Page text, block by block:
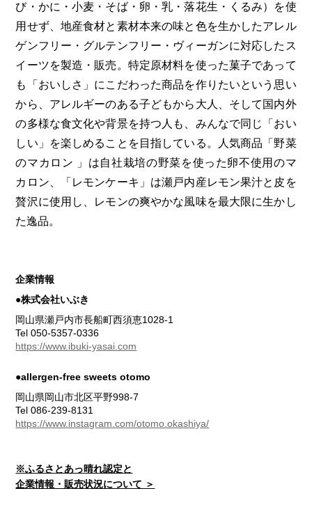
ふるさとあっ晴れ認定とは デジタルカタログ
び・かに・小麦・そば・卵・乳・落花生・くるみ）を使
用せず、地産食材と素材本来の味と色を生かしたアレル
ゲンフリー・グルテンフリー・ヴィーガンに対応したス
イーツを製造・販売。特定原材料を使った菓子であって
も「おいしさ」にこだわった商品を作りたいという思い
から、アレルギーのある子どもから大人、そして国内外
の多様な食文化や背景を持つ人も、みんなで同じ「おい
しい」を楽しめることを目指している。人気商品「野菜
のマカロン 」は自社栽培の野菜を使った卵不使用のマ
カロン、「レモンケーキ」は瀬戸内産レモン果汁と皮を
贅沢に使用し、レモンの爽やかな風味を最大限に生かし
た逸品。
企業情報
●株式会社いぶき
岡山県瀬戸内市長船町西須恵1028-1
Tel 050-5357-0336
https://www.ibuki-yasai.com
●allergen-free sweets otomo
岡山県岡山市北区平野998-7
Tel 086-239-8131
https://www.instagram.com/otomo.okashiya/
※ふるさとあっ晴れ認定と
企業情報・販売状況について ＞